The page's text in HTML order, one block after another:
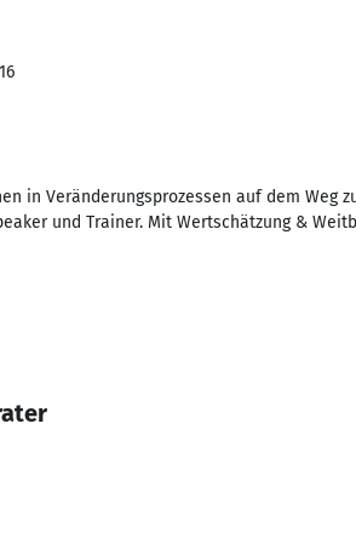
in Veränderungsprozessen auf dem Weg
und Trainer. Mit Wertschätzung &